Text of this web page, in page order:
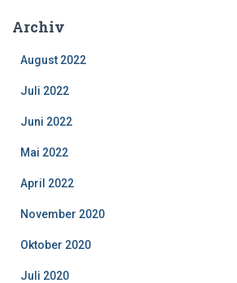
rArchiv
August 2022
Juli 2022
Juni 2022
Mai 2022
April 2022
November 2020
Oktober 2020
Juli 2020